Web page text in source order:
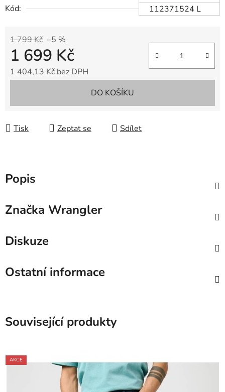
Kód:
112371524 L
1 799 Kč –5 %
1 699 Kč
1 404,13 Kč bez DPH
DO KOŠÍKU
Tisk Zeptat se Sdílet
Popis
Značka Wrangler
Diskuze
Ostatní informace
Související produkty
AKCE